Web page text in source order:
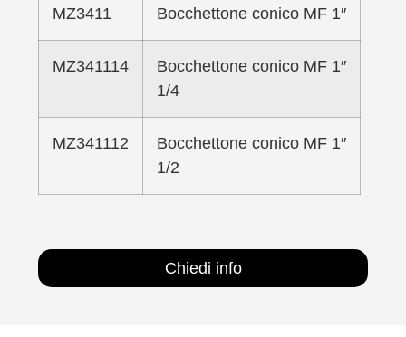
MZ3411 Bocchettone conico MF 1″
MZ341114
Bocchettone conico MF 1″
1/4
MZ341112
Bocchettone conico MF 1″
1/2
Chiedi info